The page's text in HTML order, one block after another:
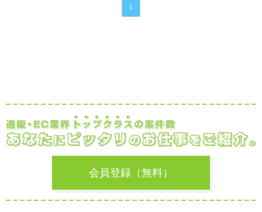
1
会員登録（無料）